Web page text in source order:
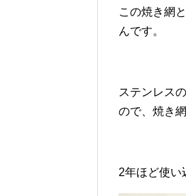
この焼き網
んです。
ステンレス
ので、焼き
2年ほど使い